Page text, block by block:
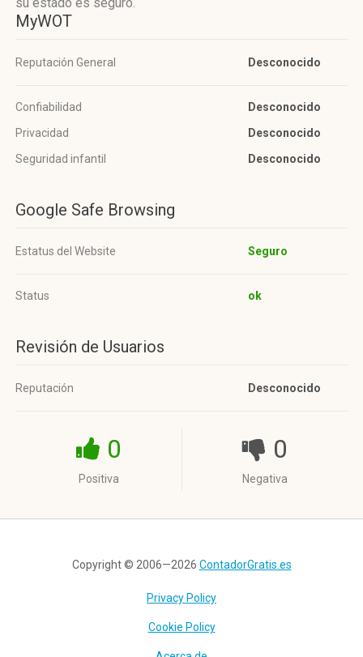
MyWOT
Reputación General Desconocido
Confiabilidad
Desconocido
Privacidad
Desconocido
Seguridad infantil
Desconocido
Google Safe Browsing
Estatus del Website Seguro
Status ok
Revisión de Usuarios
Reputación Desconocido
0
Positiva
0
Negativa
Copyright © 2006—2026 ContadorGratis.es
Privacy Policy
Cookie Policy